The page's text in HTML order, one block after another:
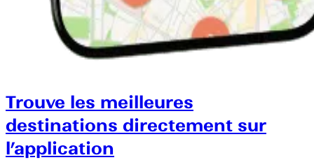
Trouve les meilleures
destinations directement sur
l’application